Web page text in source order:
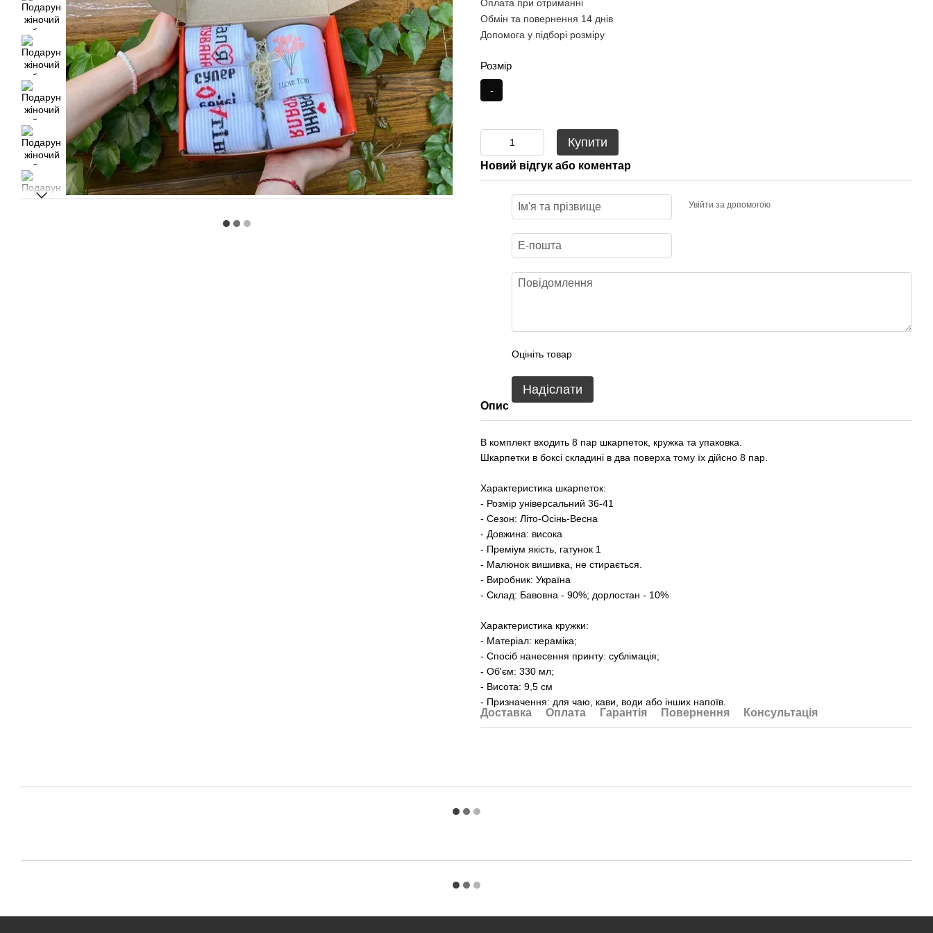
Оплата при отриманні
Обмін та повернення 14 днів
Допомога у підборі розміру
Розмір
-
Купити
Новий відгук або коментар
Увійти за допомогою
Оцініть товар
Надіслати
Опис
В комплект входить 8 пар шкарпеток, кружка та упаковка.
Шкарпетки в боксі складині в два поверха тому їх дійсно 8 пар.
Характеристика шкарпеток:
- Розмір універсальний 36-41
- Сезон: Літо-Осінь-Весна
- Довжина: висока
- Преміум якість, гатунок 1
- Малюнок вишивка, не стирається.
- Виробник: Україна
- Склад: Бавовна - 90%; дорлостан - 10%
Характеристика кружки:
- Матеріал: кераміка;
- Спосіб нанесення принту: сублімація;
- Об'єм: 330 мл;
- Висота: 9,5 см
- Призначення: для чаю, кави, води або інших напоїв.
Доставка Оплата Гарантія Повернення Консультація